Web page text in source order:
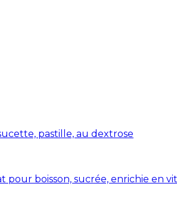
pastille, au dextrose
pour boisson, sucrée, enrichie en